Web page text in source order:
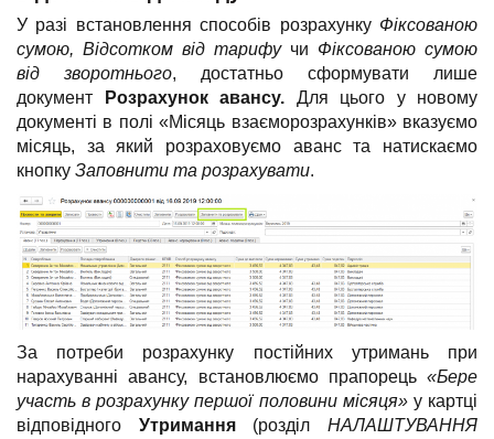
У разі встановлення способів розрахунку Фіксованою
сумою, Відсотком від тарифу чи Фіксованою сумою
від зворотнього, достатньо сформувати лише
документ
Розрахунок авансу. Для цього у новому
документі в полі «Місяць взаєморозрахунків» вказуємо
місяць, за який розраховуємо аванс та натискаємо
кнопку Заповнити та розрахувати.
За потреби розрахунку постійних утримань при
нарахуванні авансу, встановлюємо прапорець «Бере
участь в розрахунку першої половини місяця»у картці
відповідного Утримання(розділНАЛАШТУВАННЯ